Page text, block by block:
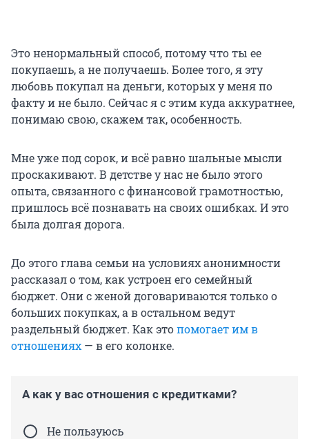
Это ненормальный способ, потому что ты ее
покупаешь, а не получаешь. Более того, я эту
любовь покупал на деньги, которых у меня по
факту и не было. Сейчас я с этим куда аккуратнее,
понимаю свою, скажем так, особенность.
Мне уже под сорок, и всё равно шальные мысли
проскакивают. В детстве у нас не было этого
опыта, связанного с финансовой грамотностью,
пришлось всё познавать на своих ошибках. И это
была долгая дорога.
До этого глава семьи на условиях анонимности
рассказал о том, как устроен его семейный
бюджет. Они с женой договариваются только о
больших покупках, а в остальном ведут
раздельный бюджет. Как этопомогает им в
отношениях — в его колонке.
А как у вас отношения с кредитками?
Не пользуюсь